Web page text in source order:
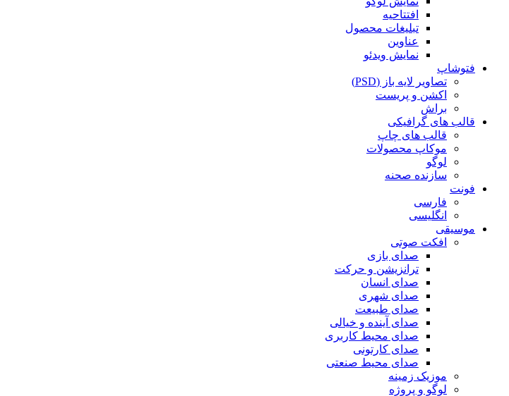
افتتاحیه
تبلیغات محصول
عناوین
نمایش ویدئو
فتوشاپ
تصاویر لایه باز (PSD)
اکشن و پریست
براش
قالب های گرافیکی
قالب های چاپ
موکاپ محصولات
لوگو
سازنده صحنه
فونت
فارسی
انگلیسی
موسیقی
افکت صوتی
صدای بازی
ترانزیشن و حرکت
صدای انسان
صدای شهری
صدای طبیعت
صدای آینده و خیالی
صدای محیط کاربری
صدای کارتونی
صدای محیط صنعتی
موزیک زمینه
لوگو و پروژه